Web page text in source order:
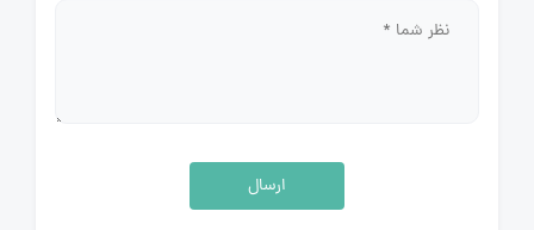
ارسال